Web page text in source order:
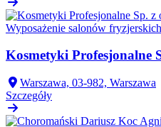
Wyposażenie salonów fryzjerskich
Kosmetyki Profesjonalne
Warszawa, 03-982, Warszawa
Szczegóły